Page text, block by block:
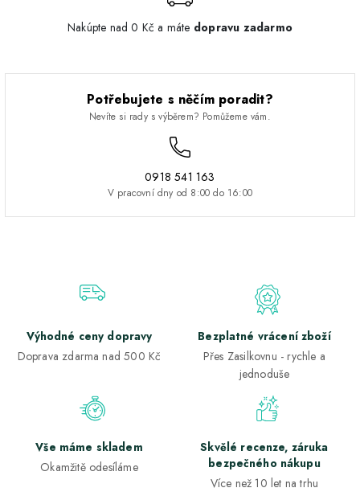
Nakúpte nad 0 Kč a máte dopravu zadarmo
Potřebujete s něčím poradit?
Nevíte si rady s výběrem? Pomůžeme vám.
0918 541 163
V pracovní dny od 8:00 do 16:00
Výhodné ceny dopravy
Doprava zdarma nad 500 Kč
Bezplatné vrácení zboží
Přes Zasilkovnu - rychle a
jednoduše
Vše máme skladem
Okamžitě odesíláme
Skvělé recenze, záruka
bezpečného nákupu
Více než 10 let na trhu